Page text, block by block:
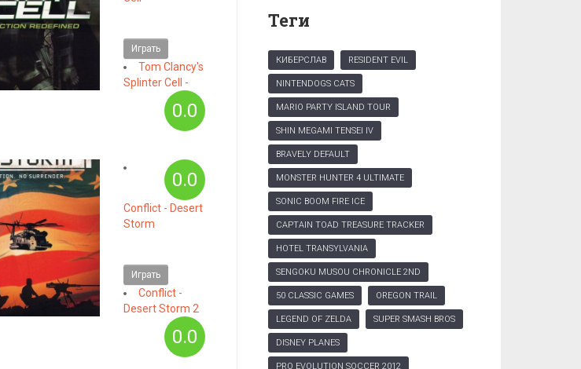
Играть
0.0
Tom Clancy's
Splinter Cell -
0.0
Conflict - Desert
Storm
Играть
0.0
Conflict -
Desert Storm 2
Теги
КИБЕРСЛАВ RESIDENT EVIL
NINTENDOGS CATS
MARIO PARTY ISLAND TOUR
SHIN MEGAMI TENSEI IV
BRAVELY DEFAULT
MONSTER HUNTER 4 ULTIMATE
SONIC BOOM FIRE ICE
CAPTAIN TOAD TREASURE TRACKER
HOTEL TRANSYLVANIA
SENGOKU MUSOU CHRONICLE 2ND
50 CLASSIC GAMES OREGON TRAIL
LEGEND OF ZELDA SUPER SMASH BROS
DISNEY PLANES
PRO EVOLUTION SOCCER 2012